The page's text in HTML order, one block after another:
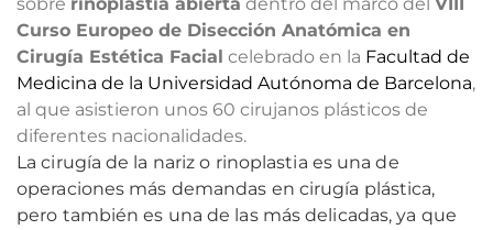
Curso Europeo de Disección Anatómica en
Cirugía Estética Facial celebrado en la Facultad de
Medicina de la Universidad Autónoma de Barcelona,
al que asistieron unos 60 cirujanos plásticos de
diferentes nacionalidades.
La cirugía de la nariz o rinoplastia es una de
operaciones más demandas en cirugía plástica,
pero también es una de las más delicadas, ya que